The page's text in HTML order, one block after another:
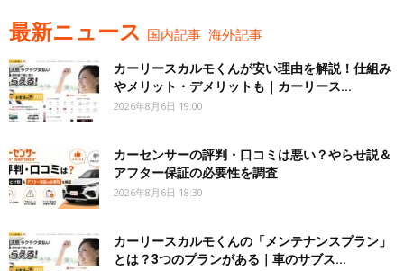
最新ニュース 国内記事 海外記事
カーリースカルモくんが安い理由を解説！仕組み
やメリット・デメリットも｜カーリース...
2026年8月6日 19:00
カーセンサーの評判・口コミは悪い？やらせ説＆
アフター保証の必要性を調査
2026年8月6日 18:30
カーリースカルモくんの「メンテナンスプラン」
とは？3つのプランがある｜車のサブス...